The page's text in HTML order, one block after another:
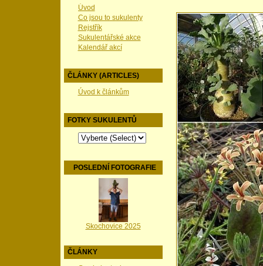
Úvod
Co jsou to sukulenty
Rejstřík
Sukulentářské akce
Kalendář akcí
ČLÁNKY (ARTICLES)
Úvod k článkům
FOTKY SUKULENTŮ
POSLEDNÍ FOTOGRAFIE
Skochovice 2025
ČLÁNKY